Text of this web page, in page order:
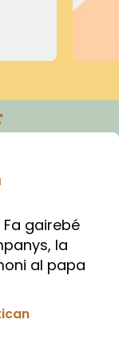
gairebé
la
al papa